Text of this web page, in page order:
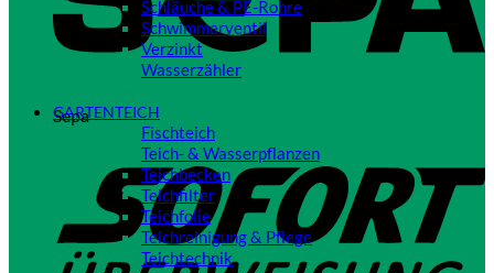
Sepa
Schläuche & PE-Rohre
Schwimmerventil
Verzinkt
Wasserzähler
GARTENTEICH
Fischteich
Teich- & Wasserpflanzen
Teichbecken
Teichfilter
Teichfolie
Teichreinigung & Pflege
Teichtechnik